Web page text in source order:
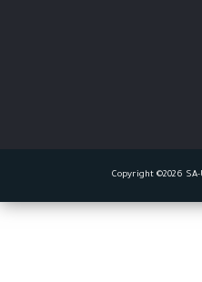
Copyright ©2026